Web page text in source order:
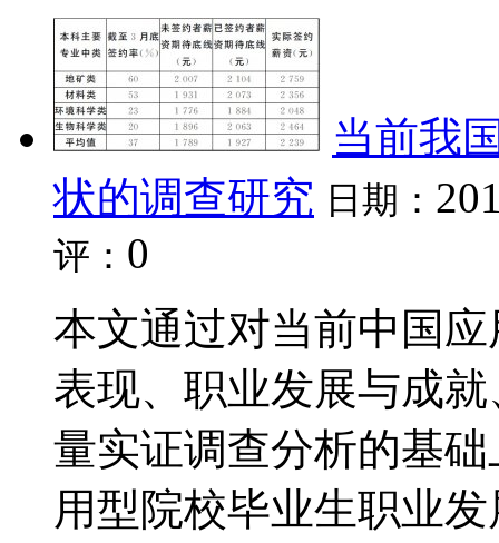
当前我
状的调查研究 日期：
评： 0
本文通过对当前中国
表现、职业发展与成
量实证调查分析的基
用型院校毕业生职业